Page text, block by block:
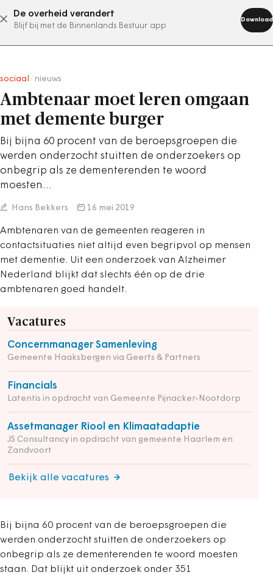
De overheid verandert
Blijf bij met de Binnenlands Bestuur app
Download
abonneer nu
sociaal nieuws
Ambtenaar moet leren omgaan
met demente burger
Bij bijna 60 procent van de beroepsgroepen die
werden onderzocht stuitten de onderzoekers op
onbegrip als ze dementerenden te woord
moesten…
Hans Bekkers 16 mei 2019
Ambtenaren van de gemeenten reageren in
contactsituaties niet altijd even begripvol op mensen
met dementie. Uit een onderzoek van Alzheimer
Nederland blijkt dat slechts één op de drie
ambtenaren goed handelt.
Vacatures
Concernmanager Samenleving
Gemeente Haaksbergen via Geerts & Partners
Financials
Latentis in opdracht van Gemeente Pijnacker-Nootdorp
Assetmanager Riool en Klimaatadaptie
JS Consultancy in opdracht van gemeente Haarlem en
Zandvoort
Bekijk alle vacatures
Bij bijna 60 procent van de beroepsgroepen die
werden onderzocht stuitten de onderzoekers op
onbegrip als ze dementerenden te woord moesten
staan. Dat blijkt uit onderzoek onder 351